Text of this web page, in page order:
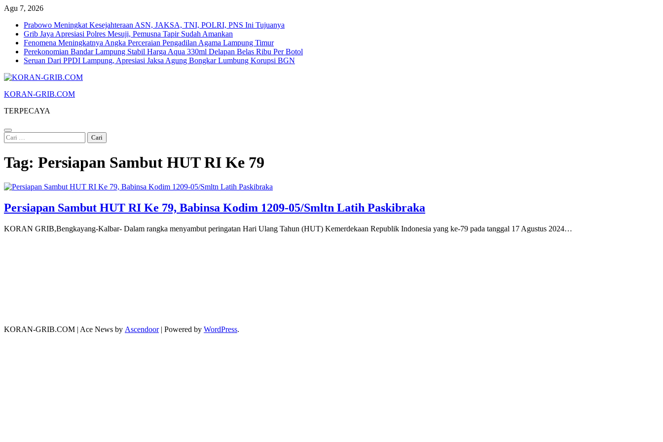
Skip
content
Agu 7, 2026
Prabowo Meningkat Kesejahteraan ASN, JAKSA, TNI, POLRI, PNS Ini Tujuanya
Grib Jaya Apresiasi Polres Mesuji, Pemusna Tapir Sudah Amankan
Fenomena Meningkatnya Angka Perceraian Pengadilan Agama Lampung Timur
Perekonomian Bandar Lampung Stabil Harga Aqua 330ml Delapan Belas Ribu Per Botol
Seruan Dari PPDI Lampung, Apresiasi Jaksa Agung Bongkar Lumbung Korupsi BGN
KORAN-GRIB.COM
TERPECAYA
Cari
untuk:
Tag: Persiapan Sambut HUT RI Ke 79
Persiapan Sambut HUT RI Ke 79, Babinsa Kodim 1209-05/Smltn Latih Paskibraka
KORAN GRIB,Bengkayang-Kalbar- Dalam rangka menyambut peringatan Hari Ulang Tahun (HUT) Kemerdekaan Republik Indonesia yang ke-79 pada tanggal 17 Agustus 2024…
KORAN-GRIB.COM | Ace News by Ascendoor| Powered by WordPress.